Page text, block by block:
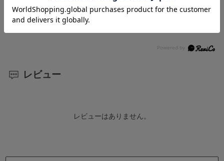
※こちらからのレイアウトを確認頂いてからの製作
になります。
レビュー
レビューはありません。